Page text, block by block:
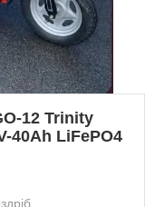
12 Trinity
40Ah LiFePO4